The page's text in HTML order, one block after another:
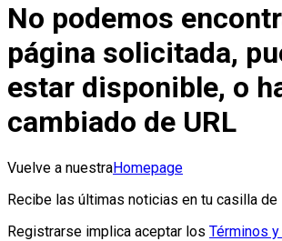
No podemos
página solicitada,
estar disponible, o
cambiado de URL
Vuelve a nuestraHomepage
Recibe las últimas noticias en tu casilla de
Registrarse implica aceptar los Términos